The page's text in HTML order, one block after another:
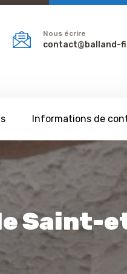
Nous écrire
contact@balland-
Informations de
Saint-